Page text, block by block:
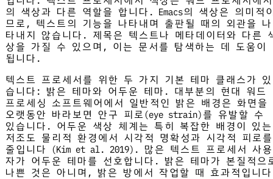
의 색상과 다른 역할을 합니다. Emacs의 색상은 의미적
므로, 텍스트의 기능을 나타내며 출판될 때의 외관을 나
타내지 않습니다. 제목은 텍스트나 메타데이터와 다른
상을 가질 수 있으며, 이는 문서를 탐색하는 데 도움이
됩니다.
텍스트 프로세서를 위한 두 가지 기본 테마 클래스가 있
습니다: 밝은 테마와 어두운 테마. 대부분의 현대 워드
프로세싱 소프트웨어에서 일반적인 밝은 배경은 화면을
오랫동안 바라보면 안구 피로(eye strain)를 유발할 수
있습니다. 어두운 색상 체계는 특히 복잡한 배경이 있는
저조도 물리적 환경에서 시각적 명확성과 시각적 피로를
줄입니다 (Kim et al. 2019). 많은 텍스트 프로세서 사용
자가 어두운 테마를 선호합니다. 밝은 테마가 본질적으
나쁜 것은 아니며, 밝은 방에서 작업할 때 효과적입니